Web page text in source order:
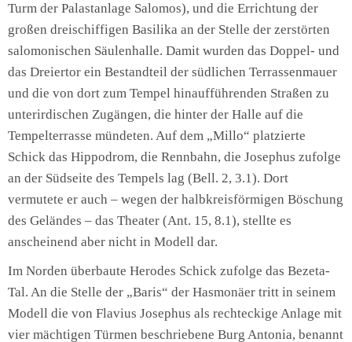
Turm der Palastanlage Salomos), und die Errichtung der
großen dreischiffigen Basilika an der Stelle der zerstörten
salomonischen Säulenhalle. Damit wurden das Doppel- und
das Dreiertor ein Bestandteil der südlichen Terrassenmauer
und die von dort zum Tempel hinaufführenden Straßen zu
unterirdischen Zugängen, die hinter der Halle auf die
Tempelterrasse mündeten. Auf dem „Millo“ platzierte
Schick das Hippodrom, die Rennbahn, die Josephus zufolge
an der Südseite des Tempels lag (Bell. 2, 3.1). Dort
vermutete er auch – wegen der halbkreisförmigen Böschung
des Geländes – das Theater (Ant. 15, 8.1), stellte es
anscheinend aber nicht in Modell dar.
Im Norden überbaute Herodes Schick zufolge das Bezeta-
Tal. An die Stelle der „Baris“ der Hasmonäer tritt in seinem
Modell die von Flavius Josephus als rechteckige Anlage mit
vier mächtigen Türmen beschriebene Burg Antonia, benannt